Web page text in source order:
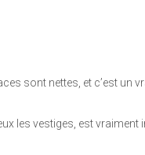
sont nettes, et c’est un
les vestiges, est vraiment